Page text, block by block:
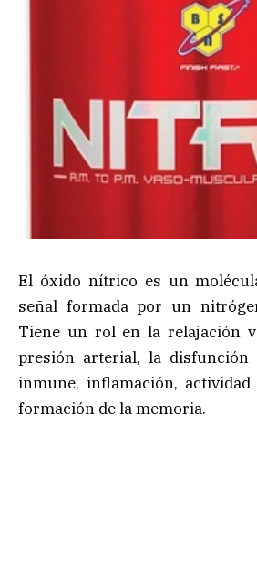
El óxido nítrico es un
señal formada por un
Tiene un rol en la relajación
presión arterial, la disfunción
inmune, inflamación,
formación de la memoria.